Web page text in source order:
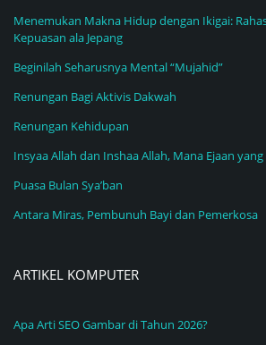
Menemukan Makna Hidup dengan Ikigai:
Kepuasan ala Jepang
Beginilah Seharusnya Mental “Mujahid”
Renungan Bagi Aktivis Dakwah
Renungan Kehidupan
Insyaa Allah dan Inshaa Allah, Mana Ejaan yang
Puasa Bulan Sya’ban
Antara Miras, Pembunuh Bayi dan Pemerkosa
ARTIKEL KOMPUTER
Apa Arti SEO Gambar di Tahun 2026?